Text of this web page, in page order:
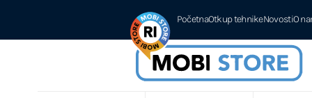
PočetnaOtkup tehnikeNovostiO